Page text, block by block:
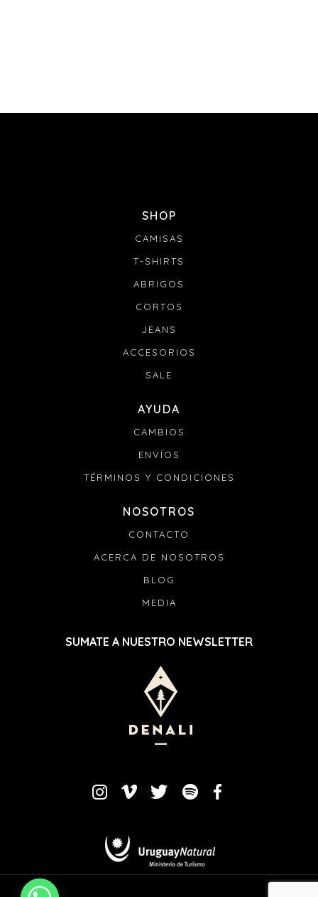
SHOP
CAMISAS
T-SHIRTS
ABRIGOS
CORTOS
JEANS
ACCESORIOS
SALE
AYUDA
CAMBIOS
ENVÍOS
TÉRMINOS Y CONDICIONES
NOSOTROS
CONTACTO
ACERCA DE NOSOTROS
BLOG
MEDIA
SUMATE A NUESTRO NEWSLETTER